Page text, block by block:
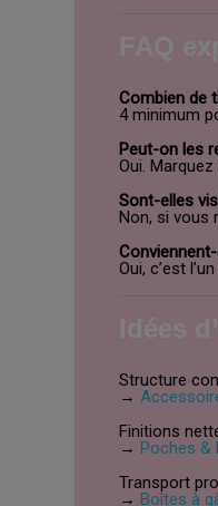
Combien de
4 minimum
Peut-on les
Oui.
Sont-elles
Non, si vous
Oui, c’est
Structure
→
Finitions
→Poches &
Transport
→Boîtes à